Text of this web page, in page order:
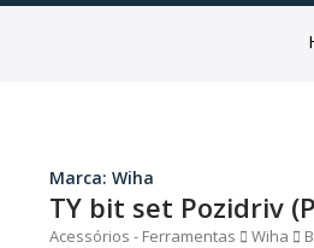
Marca: Wiha
TY bit set Pozidriv
Acessórios - Ferramentas Wiha